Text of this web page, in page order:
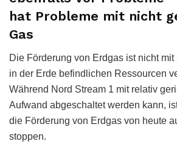
hat Probleme mit nicht
Gas
Die Förderung von Erdgas ist nicht mit
in der Erde befindlichen Ressourcen
Während Nord Stream 1 mit relativ
Aufwand abgeschaltet werden kann,
die Förderung von Erdgas von heute
stoppen.